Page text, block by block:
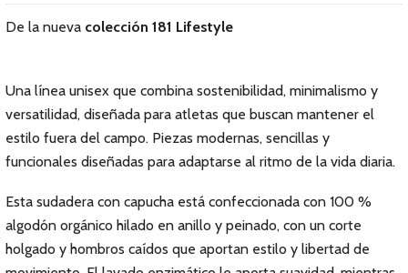
De la nueva colección 181 Lifestyle
Una línea unisex que combina sostenibilidad, minimalismo y
versatilidad, diseñada para atletas que buscan mantener el
estilo fuera del campo. Piezas modernas, sencillas y
funcionales diseñadas para adaptarse al ritmo de la vida diaria.
Esta sudadera con capucha está confeccionada con 100 %
algodón orgánico hilado en anillo y peinado, con un corte
holgado y hombros caídos que aportan estilo y libertad de